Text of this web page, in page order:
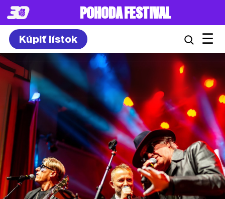
8. – 10.7.2027
Kúpiť lístok ☰